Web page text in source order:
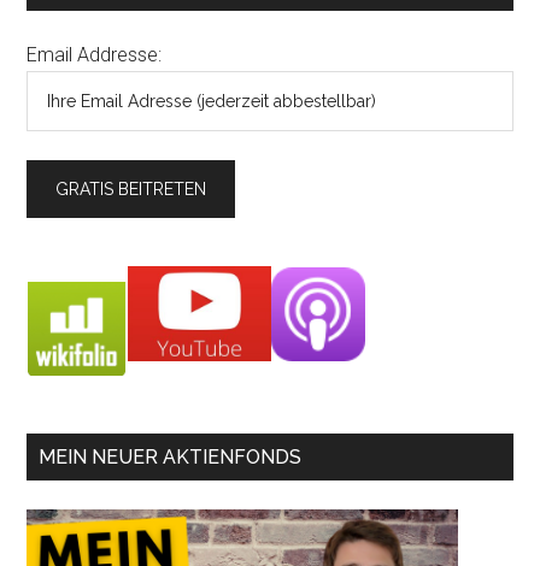
Email Addresse:
MEIN NEUER AKTIENFONDS